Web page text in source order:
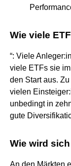
Wie viele
“: Viele
viele ETFs sie
den Start aus.
vielen
unbedingt in
gute
Wie wird
An den Märkten